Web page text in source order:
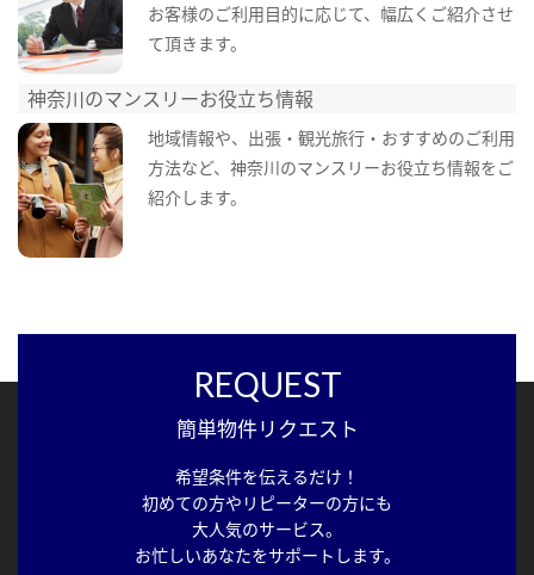
お客様のご利用目的に応じて、幅広くご紹介させ
て頂きます。
神奈川のマンスリーお役立ち情報
地域情報や、出張・観光旅行・おすすめのご利用
方法など、神奈川のマンスリーお役立ち情報をご
紹介します。
REQUEST
簡単物件リクエスト
希望条件を伝えるだけ！
初めての方やリピーターの方にも
大人気のサービス。
お忙しいあなたをサポートします。